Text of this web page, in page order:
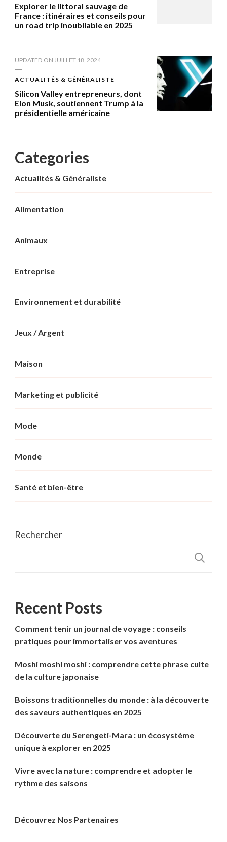
Explorer le littoral sauvage de
France : itinéraires et conseils pour
un road trip inoubliable en 2025
UPDATED ON JUILLET 18, 2024
ACTUALITÉS & GÉNÉRALISTE
Silicon Valley entrepreneurs, dont
Elon Musk, soutiennent Trump à la
présidentielle américaine
Categories
Actualités & Généraliste
Alimentation
Animaux
Entreprise
Environnement et durabilité
Jeux / Argent
Maison
Marketing et publicité
Mode
Monde
Santé et bien-être
Rechercher
Recent Posts
Comment tenir un journal de voyage : conseils
pratiques pour immortaliser vos aventures
Moshi moshi moshi : comprendre cette phrase culte
de la culture japonaise
Boissons traditionnelles du monde : à la découverte
des saveurs authentiques en 2025
Découverte du Serengeti-Mara : un écosystème
unique à explorer en 2025
Vivre avec la nature : comprendre et adopter le
rythme des saisons
Découvrez Nos Partenaires